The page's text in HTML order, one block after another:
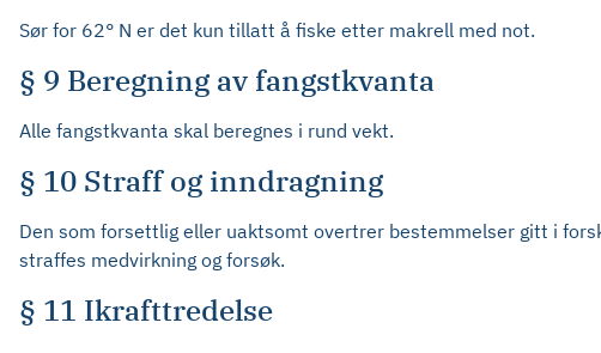
Sør for 62° N er det kun tillatt å fiske etter makrell med not.
§ 9 Beregning av fangstkvanta
Alle fangstkvanta skal beregnes i rund vekt.
§ 10 Straff og inndragning
Den som forsettlig eller uaktsomt overtrer bestemmelser gitt i
straffes medvirkning og forsøk.
§ 11 Ikrafttredelse